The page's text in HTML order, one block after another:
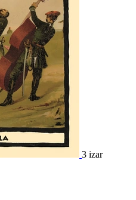
3 izar